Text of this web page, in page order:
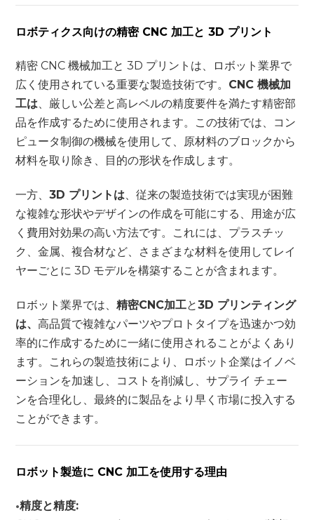
ロボティクス向けの精密 CNC 加工と 3D プリント
精密 CNC 機械加工と 3D プリントは、ロボット業界で
広く使用されている重要な製造技術です。 CNC 機械加
工は、厳しい公差と高レベルの精度要件を満たす精密部
品を作成するために使用されます。この技術では、コン
ピュータ制御の機械を使用して、原材料のブロックから
材料を取り除き、目的の形状を作成します。
一方、3D プリントは、従来の製造技術では実現が困難
な複雑な形状やデザインの作成を可能にする、用途が広
く費用対効果の高い方法です。これには、プラスチッ
ク、金属、複合材など、さまざまな材料を使用してレイ
ヤーごとに 3D モデルを構築することが含まれます。
ロボット業界では、精密CNC加工と3D プリンティング
は、高品質で複雑なパーツやプロトタイプを迅速かつ効
率的に作成するために一緒に使用されることがよくあり
ます。これらの製造技術により、ロボット企業はイノベ
ーションを加速し、コストを削減し、サプライ チェー
ンを合理化し、最終的に製品をより早く市場に投入する
ことができます。
ロボット製造に CNC 加工を使用する理由
•精度と精度: